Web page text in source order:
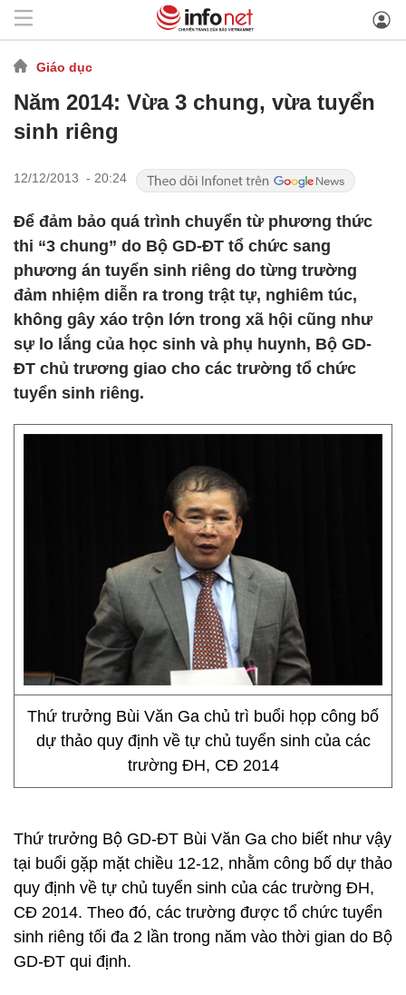
Giáo dục
Năm 2014: Vừa 3 chung, vừa tuyển
sinh riêng
12/12/2013 - 20:24
Để đảm bảo quá trình chuyển từ phương thức
thi “3 chung” do Bộ GD-ĐT tổ chức sang
phương án tuyển sinh riêng do từng trường
đảm nhiệm diễn ra trong trật tự, nghiêm túc,
không gây xáo trộn lớn trong xã hội cũng như
sự lo lắng của học sinh và phụ huynh, Bộ GD-
ĐT chủ trương giao cho các trường tổ chức
tuyển sinh riêng.
Thứ trưởng Bùi Văn Ga chủ trì buổi họp công bố
dự thảo quy định về tự chủ tuyển sinh của các
trường ĐH, CĐ 2014
Thứ trưởng Bộ GD-ĐT Bùi Văn Ga cho biết như vậy
tại buổi gặp mặt chiều 12-12, nhằm công bố dự thảo
quy định về tự chủ tuyển sinh của các trường ĐH,
CĐ 2014. Theo đó, các trường được tổ chức tuyển
sinh riêng tối đa 2 lần trong năm vào thời gian do Bộ
GD-ĐT qui định.